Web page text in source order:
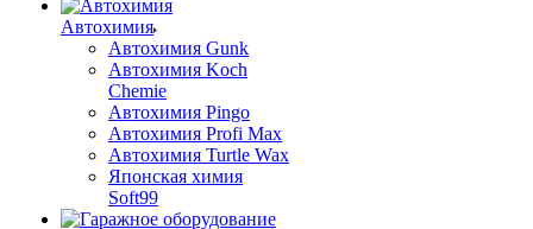
Автохимия
Автохимия Gunk
Автохимия Koch
Chemie
Автохимия Pingo
Автохимия Profi Max
Автохимия Turtle Wax
Японская химия
Soft99